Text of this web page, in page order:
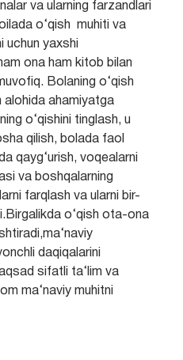
va ularning farzandlari
o‘qish muhiti va
uchun yaxshi
ona ham kitob bilan
Bolaning o‘qish
alohida ahamiyatga
o‘qishini tinglash, u
qilish, bolada faol
qayg‘urish, voqealarni
va boshqalarning
farqlash va ularni bir-
o‘qish ota-ona
daqiqalarini
sifatli ta‘lim va
ma‘naviy muhitni